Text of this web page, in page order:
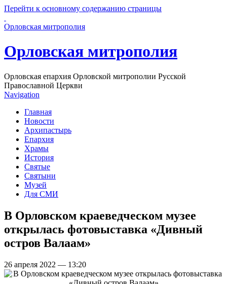
Перейти к основному содержанию страницы
Орловская митрополия
Орловская митрополия
Орловская епархия Орловской митрополии Русской
Православной Церкви
Navigation
Главная
Новости
Архипастырь
Епархия
Храмы
История
Святые
Святыни
Музей
Для СМИ
В Орловском краеведческом музее
открылась фотовыставка «Дивный
остров Валаам»
26 апреля 2022 — 13:20